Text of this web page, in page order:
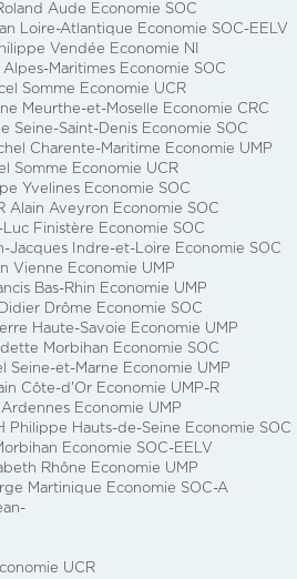
Aude Economie SOC
Loire-Atlantique Economie SOC-EELV
Vendée Economie NI
Alpes-Maritimes Economie SOC
Somme Economie UCR
Meurthe-et-Moselle Economie CRC
Seine-Saint-Denis Economie SOC
Charente-Maritime Economie UMP
Somme Economie UCR
Yvelines Economie SOC
Alain Aveyron Economie SOC
Luc Finistère Economie SOC
Jacques Indre-et-Loire Economie SOC
Vienne Economie UMP
Bas-Rhin Economie UMP
Drôme Economie SOC
Haute-Savoie Economie UMP
Morbihan Economie SOC
Seine-et-Marne Economie UMP
Côte-d'Or Economie UMP-R
Economie UMP
Philippe Hauts-de-Seine Economie SOC
Economie SOC-EELV
Rhône Economie UMP
Martinique Economie SOC-A
UCR